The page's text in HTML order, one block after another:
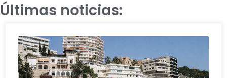
Últimas noticias: